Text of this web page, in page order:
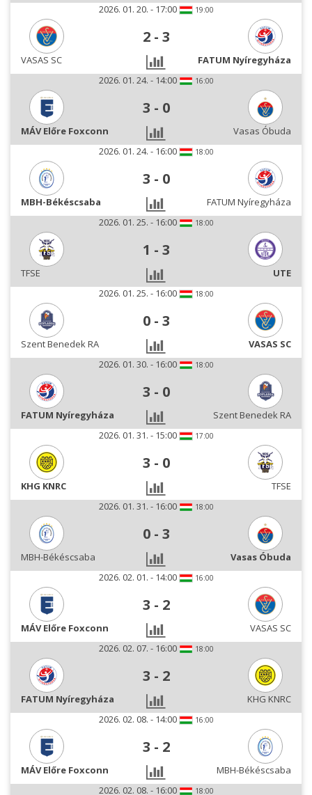
2026. 01. 20. - 17:00
19:00
2 - 3
VASAS SC
FATUM Nyíregyháza
2026. 01. 24. - 14:00
16:00
3 - 0
MÁV Előre Foxconn
Vasas Óbuda
2026. 01. 24. - 16:00
18:00
3 - 0
MBH-Békéscsaba
FATUM Nyíregyháza
2026. 01. 25. - 16:00
18:00
1 - 3
TFSE
UTE
2026. 01. 25. - 16:00
18:00
0 - 3
Szent Benedek RA
VASAS SC
2026. 01. 30. - 16:00
18:00
3 - 0
FATUM Nyíregyháza
Szent Benedek RA
2026. 01. 31. - 15:00
17:00
3 - 0
KHG KNRC
TFSE
2026. 01. 31. - 16:00
18:00
0 - 3
MBH-Békéscsaba
Vasas Óbuda
2026. 02. 01. - 14:00
16:00
3 - 2
MÁV Előre Foxconn
VASAS SC
2026. 02. 07. - 16:00
18:00
3 - 2
FATUM Nyíregyháza
KHG KNRC
2026. 02. 08. - 14:00
16:00
3 - 2
MÁV Előre Foxconn
MBH-Békéscsaba
2026. 02. 08. - 16:00
18:00